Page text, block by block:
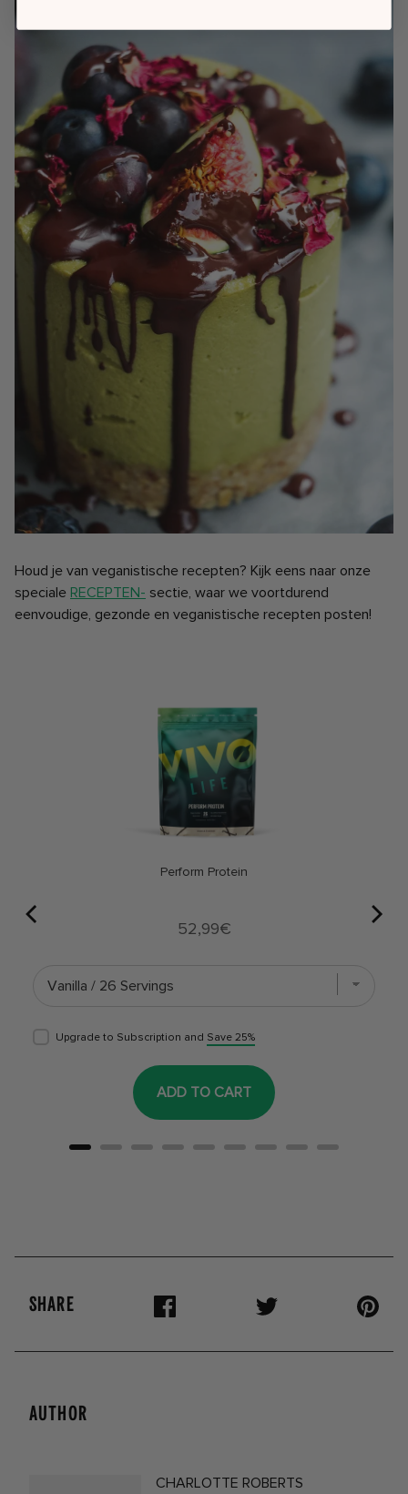
Houd je van veganistische recepten? Kijk eens naar onze
speciale RECEPTEN- sectie, waar we voortdurend
eenvoudige, gezonde en veganistische recepten posten!
Perform Protein
Price
52,99€
Upgrade to Subscription and Save 25%
ADD TO CART
SHARE
AUTHOR
CHARLOTTE ROBERTS